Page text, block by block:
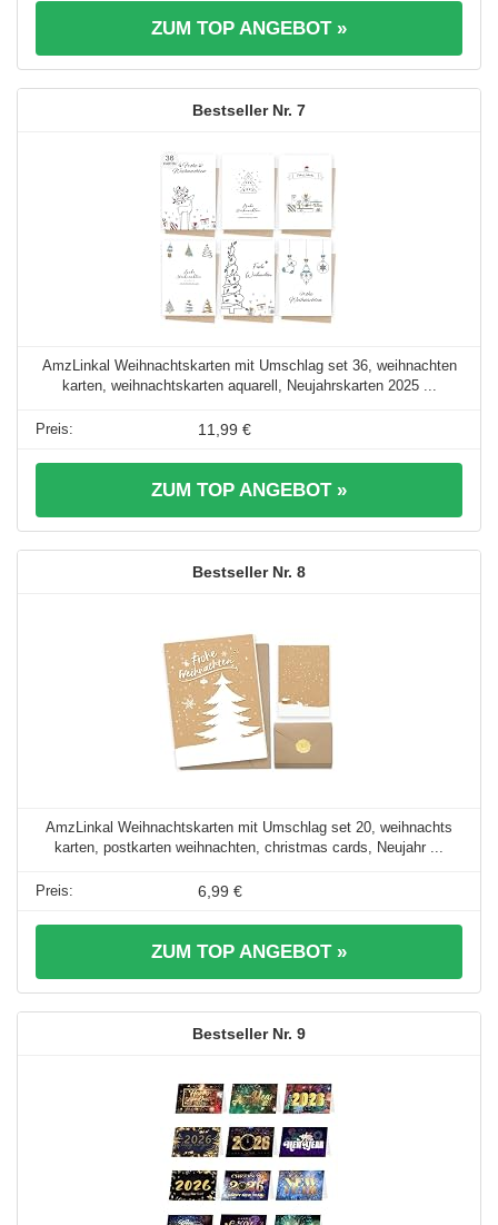
ZUM TOP ANGEBOT »
7
AmzLinkal Weihnachtskarten mit Umschlag set 36, weihnachten
karten, weihnachtskarten aquarell, Neujahrskarten 2025 ...
11,99 €
ZUM TOP ANGEBOT »
8
AmzLinkal Weihnachtskarten mit Umschlag set 20, weihnachts
karten, postkarten weihnachten, christmas cards, Neujahr ...
6,99 €
ZUM TOP ANGEBOT »
9